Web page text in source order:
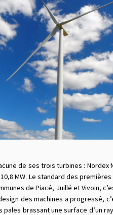
de ses trois turbines : Nordex
MW. Le standard des
de Piacé, Juillé et Vivoin,
des machines a progressé,
pales brassant une surface d’un